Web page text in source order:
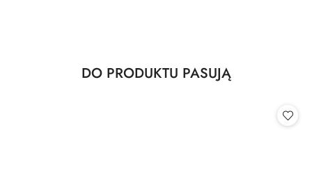
Pomiń karuzelę produktów
Produkty
DO PRODUKTU PASUJĄ